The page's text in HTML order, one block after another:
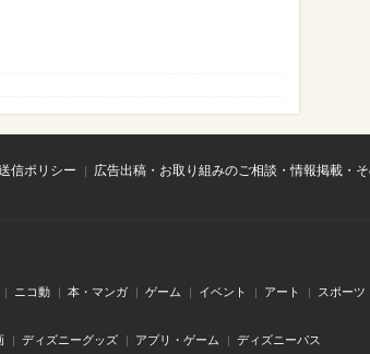
信ポリシー
広告出稿・お取り組みのご相談・情報掲載・
ニコ動 本・マンガ ゲーム イベント アート スポーツ
ディズニーグッズ アプリ・ゲーム ディズニーパス